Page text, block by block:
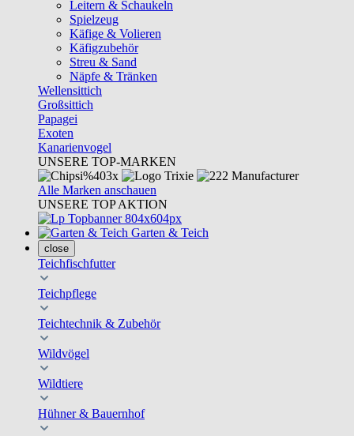
Leitern & Schaukeln
Spielzeug
Käfige & Volieren
Käfigzubehör
Streu & Sand
Näpfe & Tränken
Wellensittich
Großsittich
Papagei
Exoten
Kanarienvogel
UNSERE TOP-MARKEN
Alle Marken anschauen
UNSERE TOP AKTION
Garten & Teich
close
Teichfischfutter
Teichpflege
Teichtechnik & Zubehör
Wildvögel
Wildtiere
Hühner & Bauernhof